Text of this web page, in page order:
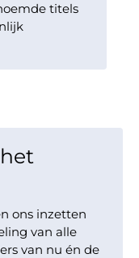
titels
ons inzetten
van alle
van nu én de